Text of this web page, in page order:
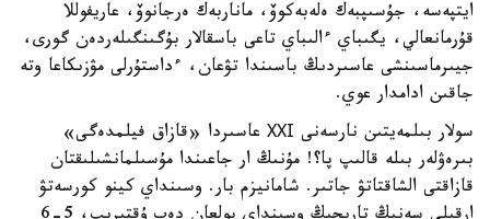
ايتپەسە، جۇسىپبەك ەلەبەكوۆ، ماناربەك ەرجانوۆ، عاريفوللا
قۇرمانعالي، يگىباي ءالىباي تاعى باسقالار بۇگىنگىلەردەن گورى،
جيىرماسىنشى عاسىردىڭ باسىندا تۋعان، ءداستۇرلى مۋزىكاعا وتە
جاقىن ادامدار عوي.
سولار بىلمەيتىن نارسەنى ХХІ عاسىردا «قازاق فيلمدەگى»
بىرەۋلەر بىلە قالىپ پا؟! مۇنىڭ ار جاعىندا مۇسىلمانشىلىقتان
قازاقتى الشاقتاتۋ جاتىر. شامانيزم بار. وسىنداي كينو كورسەتۋ